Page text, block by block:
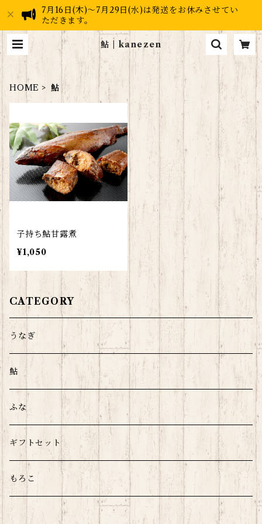
7月16日(木)～7月29日(水)は発送をお休みさせてい
ただきます。
鮎 | kanezen
HOME 鮎
子持ち鮎甘露煮
¥1,050
CATEGORY
うなぎ
鮎
ふな
ギフトセット
もろこ